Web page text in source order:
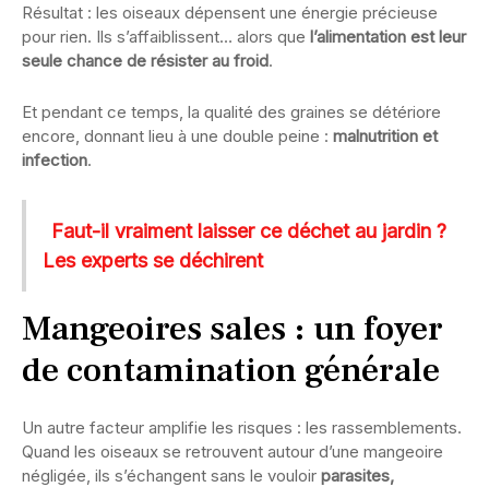
Résultat : les oiseaux dépensent une énergie précieuse
pour rien. Ils s’affaiblissent… alors que l’alimentation est leur
seule chance de résister au froid.
Et pendant ce temps, la qualité des graines se détériore
encore, donnant lieu à une double peine : malnutrition et
infection.
Faut-il vraiment laisser ce déchet au jardin ?
Les experts se déchirent
Mangeoires sales : un foyer
de contamination générale
Un autre facteur amplifie les risques : les rassemblements.
Quand les oiseaux se retrouvent autour d’une mangeoire
négligée, ils s’échangent sans le vouloir parasites,